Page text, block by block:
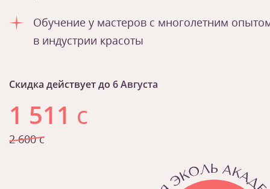
Обучение у мастеров с многолетним
в индустрии красоты
Скидка действует до 6 Августа
1 511 с
2 600 с